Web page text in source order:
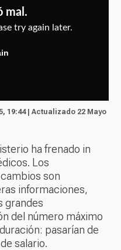
19:44 | Actualizado 22 Mayo
ha frenado in
Los
son
informaciones,
grandes
del número máximo
pasarían de
salario.